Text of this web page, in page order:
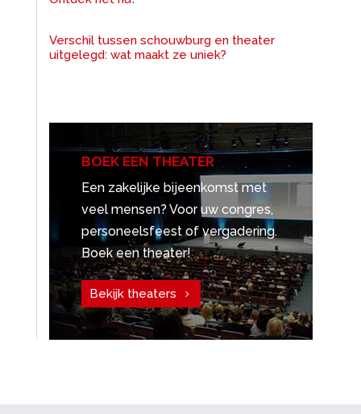
Verschil tussen schouwburg en theater
uitgelegd: wat maakt ze uniek?
BOEK EEN THEATER
Een zakelijke bijeenkomst met
veel mensen? Voor uw congres,
personeelsfeest of vergadering.
Boek een theater!
Bekijk theaters